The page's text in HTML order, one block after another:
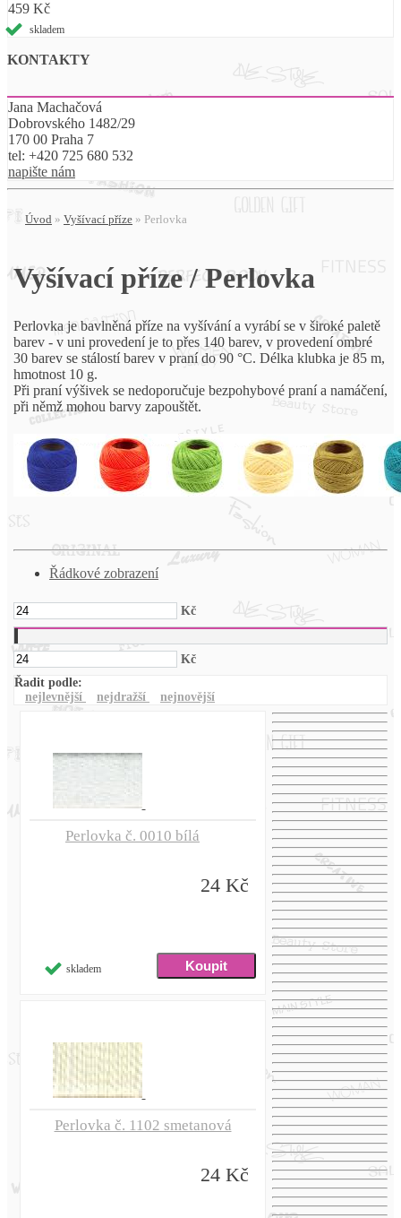
459 Kč
skladem
KONTAKTY
Jana Machačová
Dobrovského 1482/29
170 00 Praha 7
tel: +420 725 680 532
napište nám
Úvod » Vyšívací příze » Perlovka
Vyšívací příze / Perlovka
Perlovka je bavlněná příze na vyšívání a vyrábí se v široké paletě
barev - v uni provedení je to přes 140 barev, v provedení ombré
30 barev se stálostí barev v praní do 90 °C. Délka klubka je 85 m,
hmotnost 10 g.
Při praní výšivek se nedoporučuje bezpohybové praní a namáčení,
při němž mohou barvy zapouštět.
Řádkové zobrazení
Kč
Kč
Řadit podle:
nejlevnější
nejdražší nejnovější
Perlovka č. 0010 bílá
24 Kč
skladem
Perlovka č. 1102 smetanová
24 Kč